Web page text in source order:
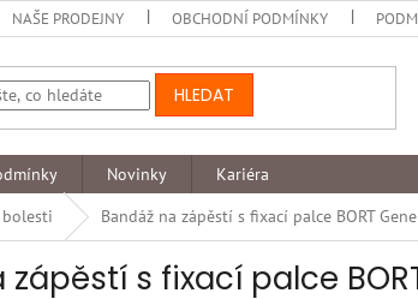
NAŠE PRODEJNY OBCHODNÍ PODMÍNKY
HLEDAT
Novinky
Kariéra
Bandáž na zápěstí s fixací palce BORT
zápěstí s fixací palce